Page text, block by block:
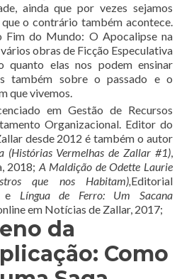
ainda que por vezes sejamos
o contrário também acontece.
Fim do Mundo: O Apocalipse na
obras de Ficção Especulativa
quanto elas nos podem ensinar
também sobre o passado e o
que vivemos.
em Gestão de Recursos
Organizacional. Editor do
desde 2012 é também o autor
(Histórias Vermelhas de Zallar #1)
2018; A Maldição de Odette Laurie
que nos Habitam), Editorial
e Língua de Ferro: Um Sacana
em Notícias de Zallar, 2017;
da
Como